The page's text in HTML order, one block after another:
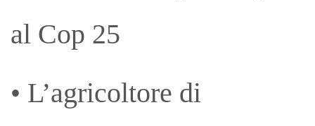
al Cop 25
• L’agricoltore di